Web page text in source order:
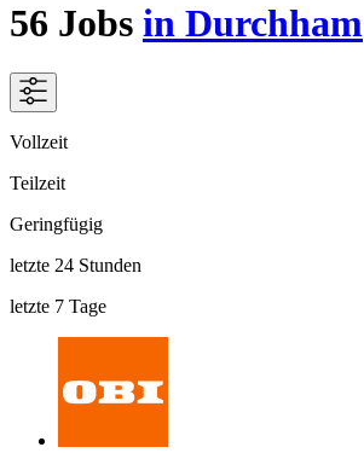
56 Jobs in Durchham
Vollzeit
Teilzeit
Geringfügig
letzte 24 Stunden
letzte 7 Tage